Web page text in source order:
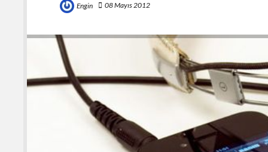
Engin 08 Mayıs 2012